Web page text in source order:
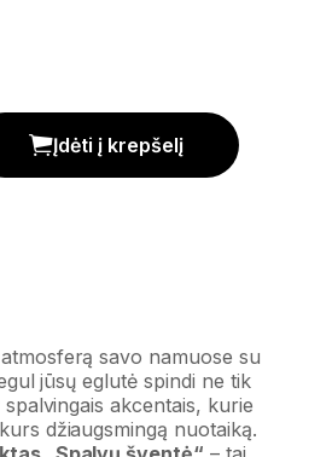
'Spalvų šventė' kiekis
Įdėti į krepšelį
savo namuose su
jūsų eglutė spindi ne tik
akcentais, kurie
džiaugsmingą nuotaiką.